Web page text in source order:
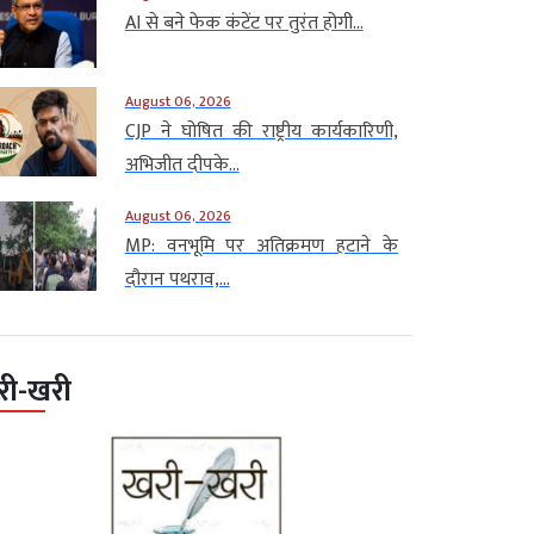
AI से बने फेक कंटेंट पर तुरंत होगी...
August 06, 2026
CJP ने घोषित की राष्ट्रीय कार्यकारिणी,
अभिजीत दीपके...
August 06, 2026
MP: वनभूमि पर अतिक्रमण हटाने के
दौरान पथराव,...
खरी